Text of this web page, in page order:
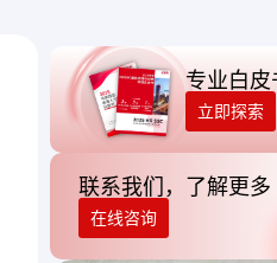
专业白皮
立即探索
联系我们，了解更多
在线咨询